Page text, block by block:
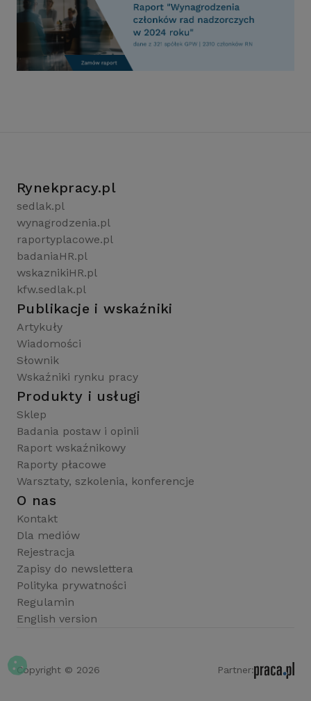
Rynekpracy.pl
sedlak.pl
wynagrodzenia.pl
raportyplacowe.pl
badaniaHR.pl
wskaznikiHR.pl
kfw.sedlak.pl
Publikacje i wskaźniki
Artykuły
Wiadomości
Słownik
Wskaźniki rynku pracy
Produkty i usługi
Sklep
Badania postaw i opinii
Raport wskaźnikowy
Raporty płacowe
Warsztaty, szkolenia, konferencje
O nas
Kontakt
Dla mediów
Rejestracja
Zapisy do newslettera
Polityka prywatności
Regulamin
English version
Copyright © 2026 Partner: